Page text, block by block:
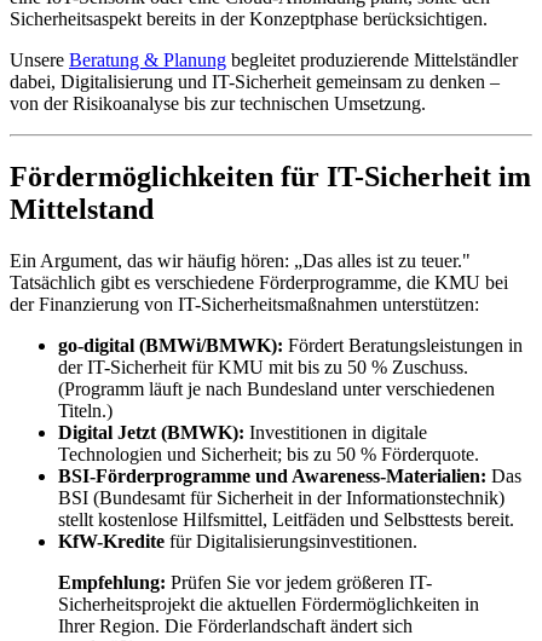
Sicherheitsaspekt bereits in der Konzeptphase berücksichtigen.
Unsere Beratung & Planung begleitet produzierende Mittelständler
dabei, Digitalisierung und IT-Sicherheit gemeinsam zu denken –
von der Risikoanalyse bis zur technischen Umsetzung.
Fördermöglichkeiten für IT-Sicherheit im
Mittelstand
Ein Argument, das wir häufig hören: „Das alles ist zu teuer."
Tatsächlich gibt es verschiedene Förderprogramme, die KMU bei
der Finanzierung von IT-Sicherheitsmaßnahmen unterstützen:
go-digital (BMWi/BMWK): Fördert Beratungsleistungen in
der IT-Sicherheit für KMU mit bis zu 50 % Zuschuss.
(Programm läuft je nach Bundesland unter verschiedenen
Titeln.)
Digital Jetzt (BMWK): Investitionen in digitale
Technologien und Sicherheit; bis zu 50 % Förderquote.
BSI-Förderprogramme und Awareness-Materialien: Das
BSI (Bundesamt für Sicherheit in der Informationstechnik)
stellt kostenlose Hilfsmittel, Leitfäden und Selbsttests bereit.
KfW-Kredite für Digitalisierungsinvestitionen.
Empfehlung: Prüfen Sie vor jedem größeren IT-
Sicherheitsprojekt die aktuellen Fördermöglichkeiten in
Ihrer Region. Die Förderlandschaft ändert sich